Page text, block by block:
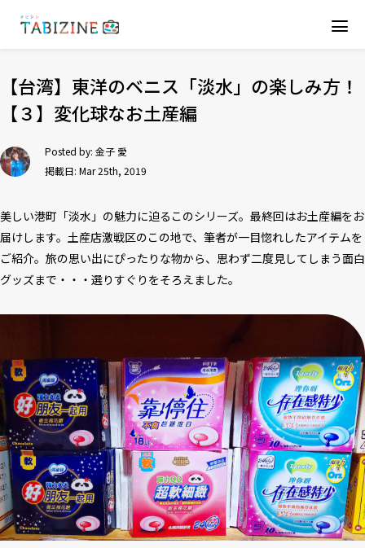
【台湾】東洋のベニス「淡水」の楽しみ方！
【３】変化球なお土産編
Posted by: 金子 愛
掲載日: Mar 25th, 2019
美しい港町「淡水」の魅力に迫るこのシリーズ。最終回はお土産編をお
届けします。土産店激戦区のこの地で、筆者が一目惚れしたアイテムを
ご紹介。旅の思い出にぴったりな物から、思わず二度見してしまう面白
グッズまで・・・選りすぐりをそろえました。